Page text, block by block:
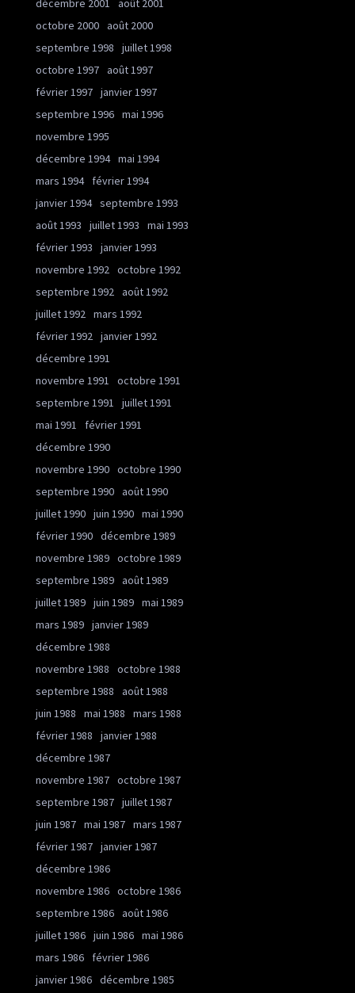
décembre 2001
août 2001
octobre 2000 août 2000
septembre 1998
juillet 1998
octobre 1997 août 1997
février 1997 janvier 1997
septembre 1996 mai 1996
novembre 1995
décembre 1994 mai 1994
mars 1994
février 1994
janvier 1994 septembre 1993
août 1993
juillet 1993
mai 1993
février 1993
janvier 1993
novembre 1992 octobre 1992
septembre 1992 août 1992
juillet 1992 mars 1992
février 1992 janvier 1992
décembre 1991
novembre 1991
octobre 1991
septembre 1991
juillet 1991
mai 1991
février 1991
décembre 1990
novembre 1990 octobre 1990
septembre 1990 août 1990
juillet 1990 juin 1990 mai 1990
février 1990 décembre 1989
novembre 1989 octobre 1989
septembre 1989 août 1989
juillet 1989 juin 1989 mai 1989
mars 1989 janvier 1989
décembre 1988
novembre 1988
octobre 1988
septembre 1988
août 1988
juin 1988
mai 1988
mars 1988
février 1988
janvier 1988
décembre 1987
novembre 1987 octobre 1987
septembre 1987 juillet 1987
juin 1987 mai 1987 mars 1987
février 1987 janvier 1987
décembre 1986
novembre 1986 octobre 1986
septembre 1986 août 1986
juillet 1986 juin 1986 mai 1986
mars 1986
février 1986
janvier 1986 décembre 1985